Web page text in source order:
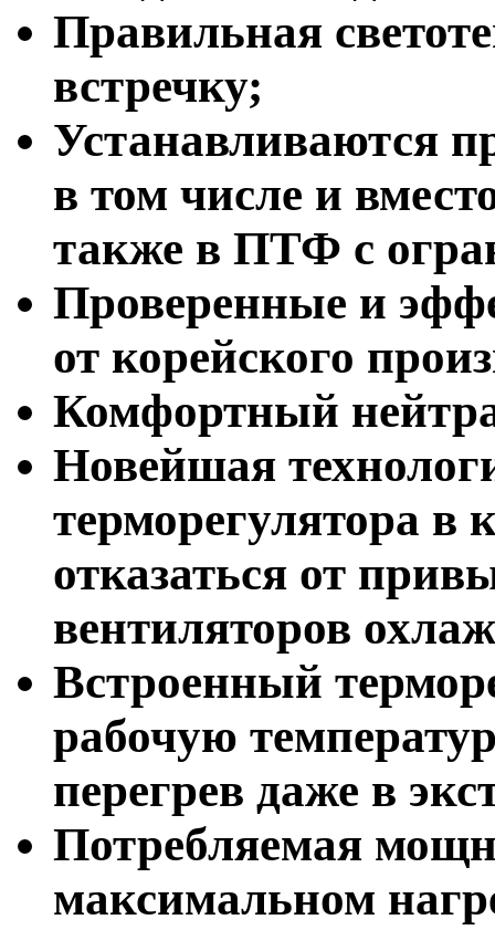
Правильная
встречку;
Устанавливаются
в том числе и
также в ПТФ с
Проверенные и
от корейского
Комфортный
Новейшая
терморегулятора в
отказаться от
вентиляторов
Встроенный
рабочую
перегрев даже в
Потребляемая
максимальном